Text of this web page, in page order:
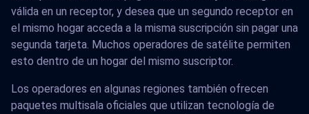
válida en un receptor, y desea que un segundo receptor en
el mismo hogar acceda a la misma suscripción sin pagar una
segunda tarjeta. Muchos operadores de satélite permiten
esto dentro de un hogar del mismo suscriptor.
Los operadores en algunas regiones también ofrecen
paquetes multisala oficiales que utilizan tecnología de